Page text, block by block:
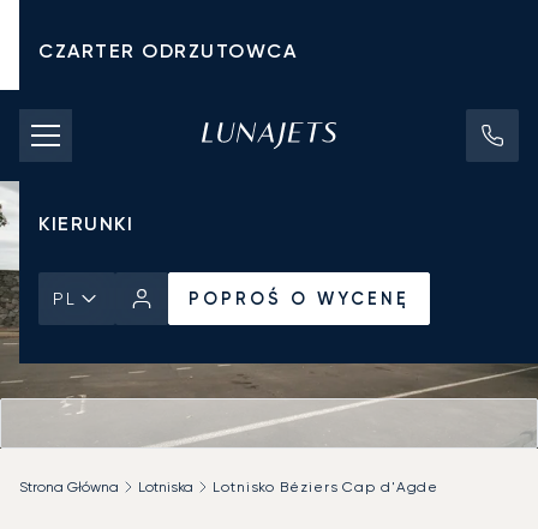
CZARTER ODRZUTOWCA
KOSZTY CZARTERU
PRYWATNE ODRZUTOWCE
KIERUNKI
PL POPROŚ O WYCENĘ
Strona Główna Lotniska Lotnisko Béziers Cap d'Agde